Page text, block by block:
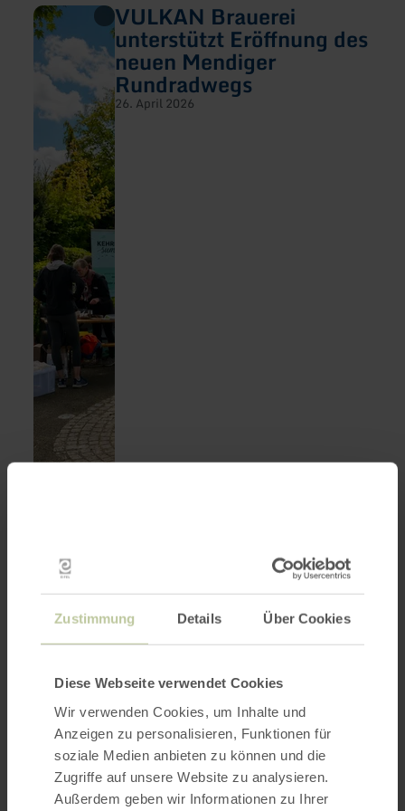
Zustimmung Details Über Cookies
Diese Webseite verwendet Cookies
Wir verwenden Cookies, um Inhalte und
Anzeigen zu personalisieren, Funktionen für
soziale Medien anbieten zu können und die
Zugriffe auf unsere Website zu analysieren.
Außerdem geben wir Informationen zu Ihrer
VULKAN Brauerei
unterstützt Eröffnung des
neuen Mendiger
Rundradwegs
26. April 2026
mehr
erfahren
zu:
VULKAN
Brauerei
unterstützt
Eröffnung
neuen
Mendiger
Rundradwegs
100 Jahre Basilica Minor
(1926–2026)
mehr
Jahre
Minor
(1926–